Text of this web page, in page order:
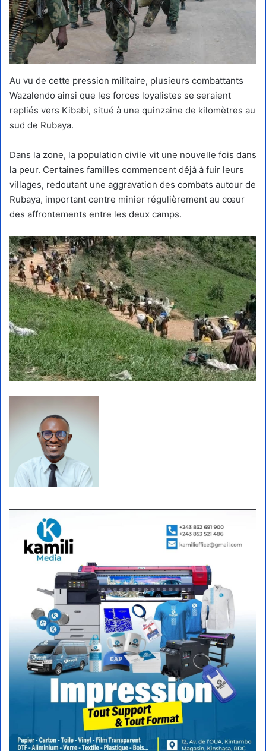
Au vu de cette pression militaire, plusieurs combattants
Wazalendo ainsi que les forces loyalistes se seraient
repliés vers Kibabi, situé à une quinzaine de kilomètres au
sud de Rubaya.
Dans la zone, la population civile vit une nouvelle fois dans
la peur. Certaines familles commencent déjà à fuir leurs
villages, redoutant une aggravation des combats autour de
Rubaya, important centre minier régulièrement au cœur
des affrontements entre les deux camps.